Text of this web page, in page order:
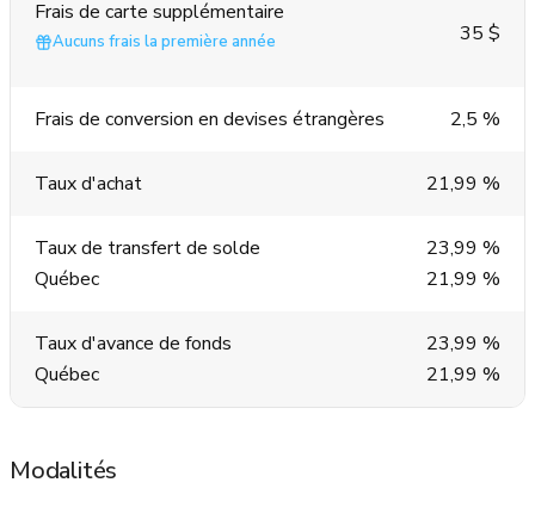
Frais de carte supplémentaire
Aucuns frais la première année 35 $
Frais de conversion en devises étrangères 2,5 %
Taux d'achat 21,99 %
Taux de transfert de solde
23,99 %
Québec
21,99 %
Taux d'avance de fonds
23,99 %
Québec
21,99 %
Modalités